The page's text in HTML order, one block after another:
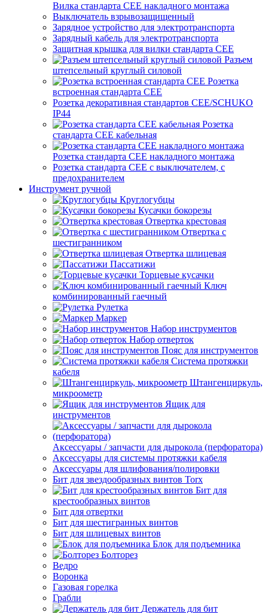
Вилка стандарта CEE накладного монтажа
Выключатель взрывозащищенный
Зарядное устройство для электротранспорта
Зарядный кабель для электротранспорта
Защитная крышка для вилки стандарта CEE
Разъем
штепсельный круглый силовой
Розетка
встроенная стандарта CEE
Розетка декоративная стандартов CEE/SCHUKO
IP44
Розетка
стандарта СЕЕ кабельная
Розетка стандарта СЕЕ накладного монтажа
Розетка стандарта СЕЕ с выключателем, с
предохранителем
Инструмент ручной
Круглогубцы
Кусачки бокорезы
Отвертка крестовая
Отвертка с
шестигранником
Отвертка шлицевая
Пассатижи
Торцевые кусачки
Ключ
комбинированный гаечный
Рулетка
Маркер
Набор инструментов
Набор отверток
Пояс для инструментов
Система протяжки
кабеля
Штангенциркуль,
микроометр
Ящик для
инструментов
Аксессуары / запчасти для дырокола (перфоратора)
Аксессуары для системы протяжки кабеля
Аксессуары для шлифования/полировки
Бит для звездообразных винтов Torx
Бит для
крестообразных винтов
Бит для отвертки
Бит для шестигранных винтов
Бит для шлицевых винтов
Блок для подъемника
Болторез
Ведро
Воронка
Газовая горелка
Грабли
Держатель для бит